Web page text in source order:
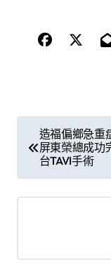
章
導
造福偏鄉急重
屏東榮總成功
台TAVI手術